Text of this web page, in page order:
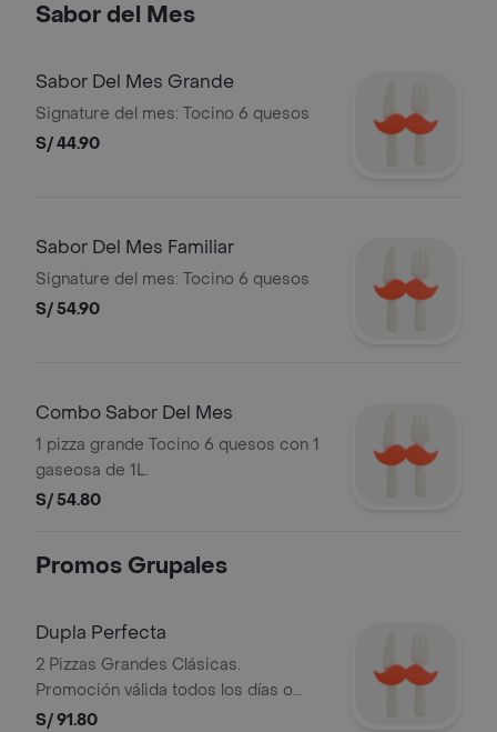
Sabor del Mes
Sabor Del Mes Grande
Signature del mes: Tocino 6 quesos
S/ 44.90
Sabor Del Mes Familiar
Signature del mes: Tocino 6 quesos
S/ 54.90
Combo Sabor Del Mes
1 pizza grande Tocino 6 quesos con 1
gaseosa de 1L.
S/ 54.80
Promos Grupales
Dupla Perfecta
2 Pizzas Grandes Clásicas.
Promoción válida todos los días o
hasta agotar stock. Stock mínimo de
S/ 91.80